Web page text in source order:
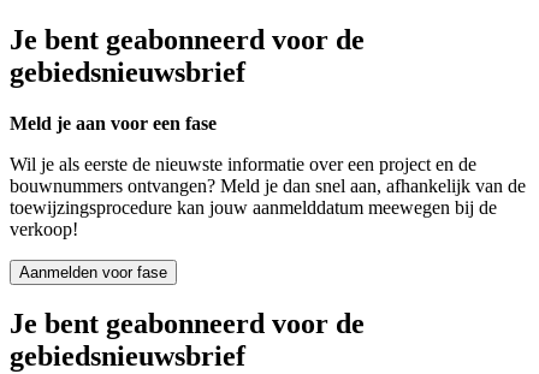
Je bent geabonneerd voor de
gebiedsnieuwsbrief
Meld je aan voor een fase
Wil je als eerste de nieuwste informatie over een project en de
bouwnummers ontvangen? Meld je dan snel aan, afhankelijk van de
toewijzingsprocedure kan jouw aanmelddatum meewegen bij de
verkoop!
Aanmelden voor fase
Je bent geabonneerd voor de
gebiedsnieuwsbrief